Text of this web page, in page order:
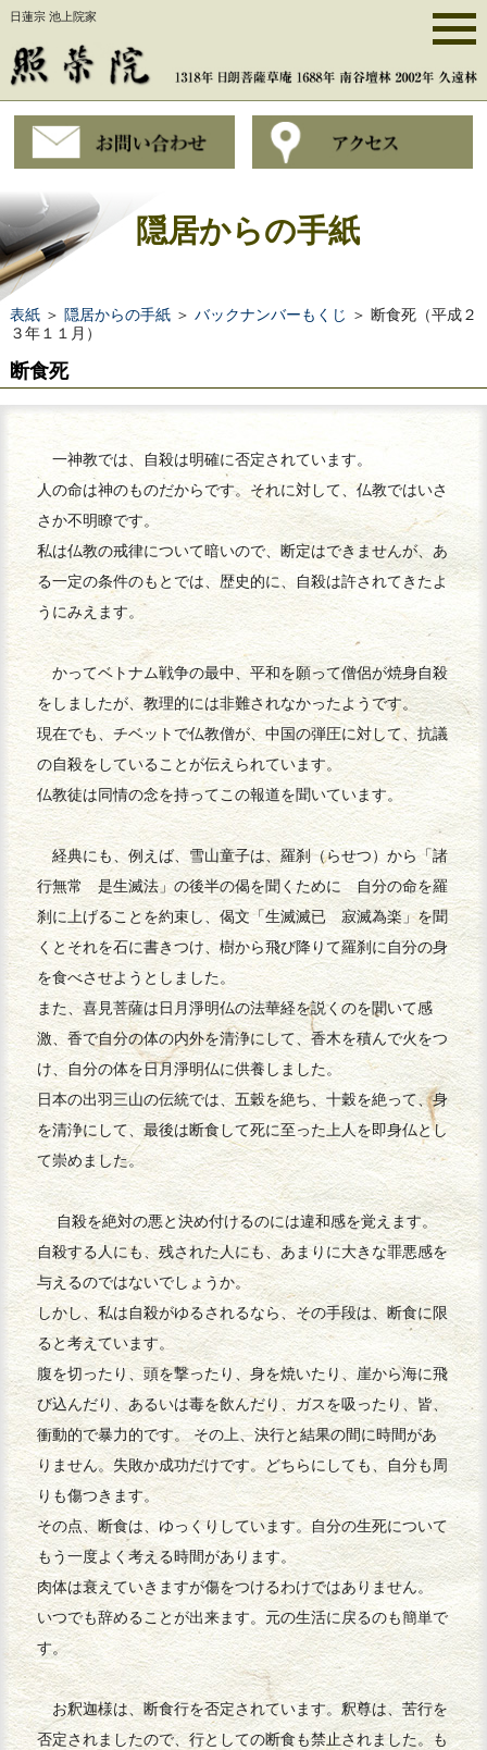
日蓮宗 池上院家
隠居からの手紙
表紙＞ 隠居からの手紙＞ バックナンバーもくじ ＞ 断食死（平成２
３年１１月）
断食死
一神教では、自殺は明確に否定されています。
人の命は神のものだからです。それに対して、仏教ではいさ
さか不明瞭です。
私は仏教の戒律について暗いので、断定はできませんが、あ
る一定の条件のもとでは、歴史的に、自殺は許されてきたよ
うにみえます。
かってベトナム戦争の最中、平和を願って僧侶が焼身自殺
をしましたが、教理的には非難されなかったようです。
現在でも、チベットで仏教僧が、中国の弾圧に対して、抗議
の自殺をしていることが伝えられています。
仏教徒は同情の念を持ってこの報道を聞いています。
経典にも、例えば、雪山童子は、羅刹（らせつ）から「諸
行無常 是生滅法」の後半の偈を聞くために 自分の命を羅
刹に上げることを約束し、偈文「生滅滅已 寂滅為楽」を聞
くとそれを石に書きつけ、樹から飛び降りて羅刹に自分の身
を食べさせようとしました。
また、喜見菩薩は日月淨明仏の法華経を説くのを聞いて感
激、香で自分の体の内外を清浄にして、香木を積んで火をつ
け、自分の体を日月淨明仏に供養しました。
日本の出羽三山の伝統では、五穀を絶ち、十穀を絶って、身
を清浄にして、最後は断食して死に至った上人を即身仏とし
て崇めました。
自殺を絶対の悪と決め付けるのには違和感を覚えます。
自殺する人にも、残された人にも、あまりに大きな罪悪感を
与えるのではないでしょうか。
しかし、私は自殺がゆるされるなら、その手段は、断食に限
ると考えています。
腹を切ったり、頭を撃ったり、身を焼いたり、崖から海に飛
び込んだり、あるいは毒を飲んだり、ガスを吸ったり、皆、
衝動的で暴力的です。 その上、決行と結果の間に時間があ
りません。失敗か成功だけです。どちらにしても、自分も周
りも傷つきます。
その点、断食は、ゆっくりしています。自分の生死について
もう一度よく考える時間があります。
肉体は衰えていきますが傷をつけるわけではありません。
いつでも辞めることが出来ます。元の生活に戻るのも簡単で
す。
お釈迦様は、断食行を否定されています。釈尊は、苦行を
否定されましたので、行としての断食も禁止されました。も